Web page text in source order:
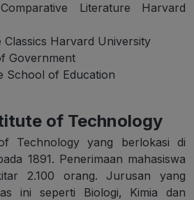
Literature Harvard
Harvard University
Government
School of Education
of Technology
Technology yang berlokasi di
1891. Penerimaan mahasiswa
2.100 orang. Jurusan yang
ini seperti Biologi, Kimia dan